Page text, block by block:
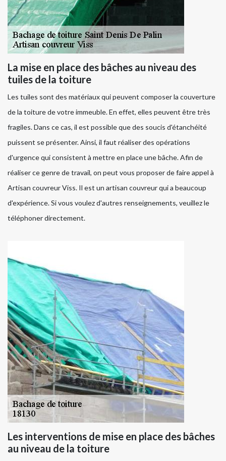
La mise en place des bâches au niveau des
tuiles de la toiture
Les tuiles sont des matériaux qui peuvent composer la couverture
de la toiture de votre immeuble. En effet, elles peuvent être très
fragiles. Dans ce cas, il est possible que des soucis d'étanchéité
puissent se présenter. Ainsi, il faut réaliser des opérations
d'urgence qui consistent à mettre en place une bâche. Afin de
réaliser ce genre de travail, on peut vous proposer de faire appel à
Artisan couvreur Viss. Il est un artisan couvreur qui a beaucoup
d'expérience. Si vous voulez d'autres renseignements, veuillez le
téléphoner directement.
Les interventions de mise en place des bâches
au niveau de la toiture